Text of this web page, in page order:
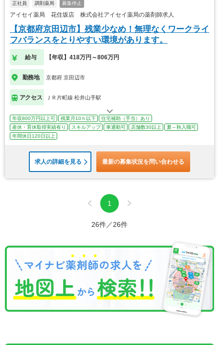
正社員 調剤薬局 募集停止
アイセイ薬局 花住坂店 株式会社アイセイ薬局の薬剤師求人
【京都府京田辺市】残業少なめ！無理なくワークライ
フバランスをとりやすい環境があります。
給与 【年収】418万円～806万円
勤務地 京都府 京田辺市
アクセス ＪＲ片町線 松井山手駅
年収800万円以上可 残業月10ｈ以下
住宅補助（手当）あり
産休・育休取得実績有り
スキルアップ 車通勤可 店舗数30以上
夏～秋入職可
年間休日120日以上
求人の詳細を見る 最新の募集状況を問い合わせる
1
26件／26件